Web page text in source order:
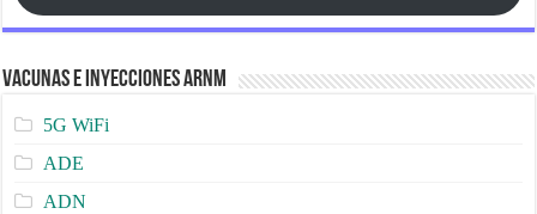
Vacunas e Inyecciones ARNm
5G WiFi
ADE
ADN